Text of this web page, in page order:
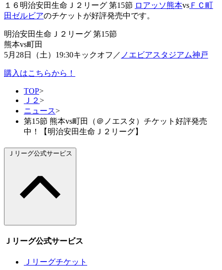
１６明治安田生命Ｊ２リーグ 第15節 ロアッソ熊本vs ＦＣ町
田ゼルビアのチケットが好評発売中です。
明治安田生命Ｊ２リーグ 第15節
熊本vs町田
5月28日（土）19:30キックオフ／ ノエビアスタジアム神戸
購入はこちらから！
TOP>
Ｊ２ >
ニュース>
第15節 熊本vs町田（＠ノエスタ）チケット好評発売
中！【明治安田生命Ｊ２リーグ】
Ｊリーグ公式サービス
Ｊリーグ公式サービス
Ｊリーグチケット